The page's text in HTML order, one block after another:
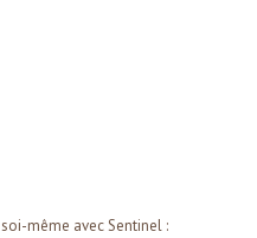
même avec Sentinel :